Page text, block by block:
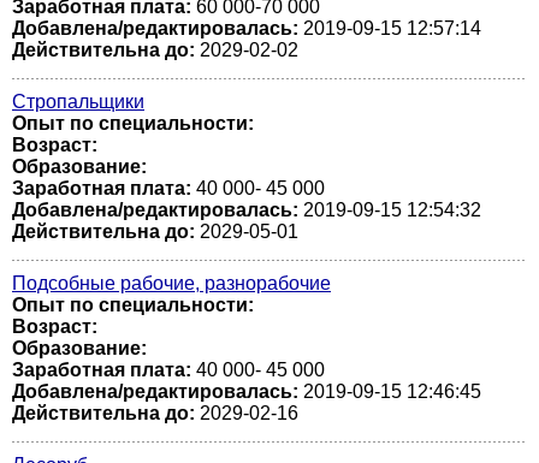
Заработная плата: 60 000-70 000
Добавлена/редактировалась: 2019-09-15 12:57:14
Действительна до: 2029-02-02
Стропальщики
Опыт по специальности:
Возраст:
Образование:
Заработная плата: 40 000- 45 000
Добавлена/редактировалась: 2019-09-15 12:54:32
Действительна до: 2029-05-01
Подсобные рабочие, разнорабочие
Опыт по специальности:
Возраст:
Образование:
Заработная плата: 40 000- 45 000
Добавлена/редактировалась: 2019-09-15 12:46:45
Действительна до: 2029-02-16